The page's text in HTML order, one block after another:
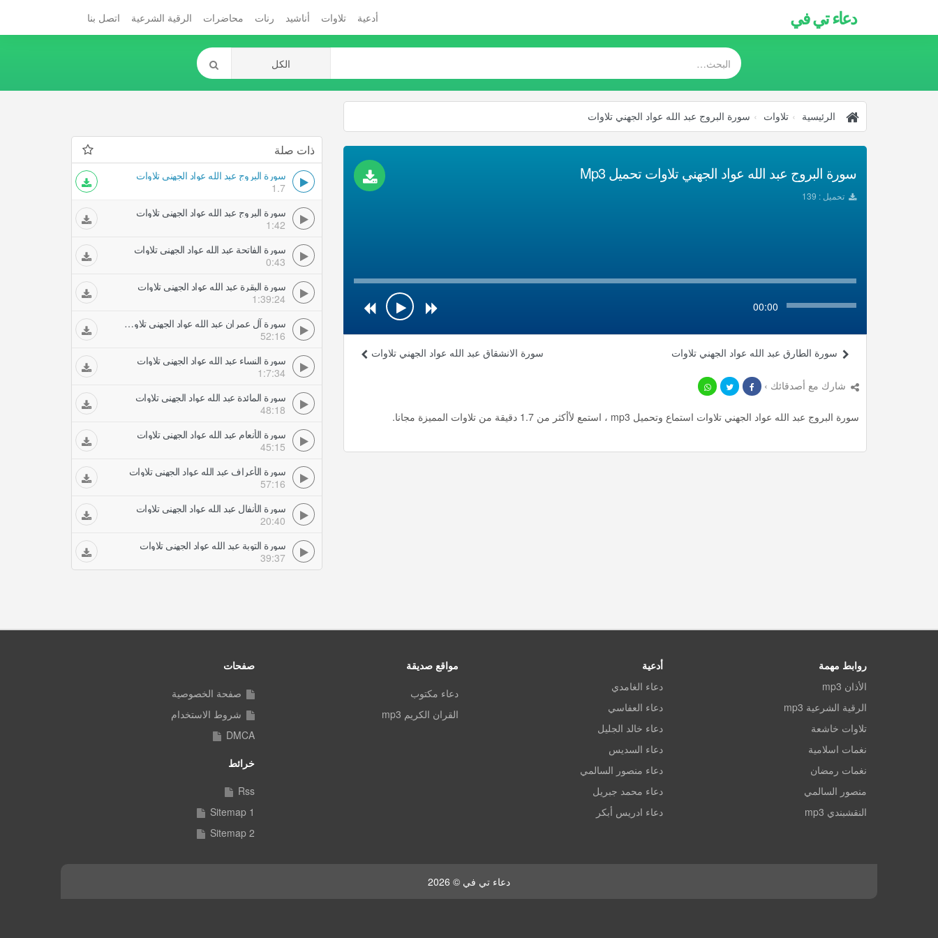
دعاء تي في أدعية تلاوات أناشيد رنات محاضرات الرقية الشرعية اتصل بنا
الرئيسية تلاوات سورة البروج عبد الله عواد الجهني تلاوات
سورة البروج عبد الله عواد الجهني تلاوات تحميل Mp3
تحميل : 139
00:00
سورة الانشقاق عبد الله عواد الجهني تلاوات سورة الطارق عبد الله عواد الجهني تلاوات
شارك مع أصدقائك ›
سورة البروج عبد الله عواد الجهني تلاوات استماع وتحميل mp3 ، استمع لأأكثر من 1.7 دقيقة من تلاوات المميزة مجانا.
ذات صلة
سورة البروج عبد الله عواد الجهني تلاوات
1.7
سورة البروج عبد الله عواد الجهني تلاوات
1:42
سورة الفاتحة عبد الله عواد الجهني تلاوات
0:43
سورة البقرة عبد الله عواد الجهني تلاوات
1:39:24
سورة آل عمران عبد الله عواد الجهني تلاوات
52:16
سورة النساء عبد الله عواد الجهني تلاوات
1:7:34
سورة المائدة عبد الله عواد الجهني تلاوات
48:18
سورة الأنعام عبد الله عواد الجهني تلاوات
45:15
سورة الأعراف عبد الله عواد الجهني تلاوات
57:16
سورة الأنفال عبد الله عواد الجهني تلاوات
20:40
سورة التوبة عبد الله عواد الجهني تلاوات
39:37
روابط مهمة
الأذان mp3
الرقية الشرعية mp3
تلاوات خاشعة
نغمات اسلامية
نغمات رمضان
منصور السالمي
النقشبندي mp3
أدعية
دعاء الغامدي
دعاء العفاسي
دعاء خالد الجليل
دعاء السديس
دعاء منصور السالمي
دعاء محمد جبريل
دعاء ادريس أبكر
مواقع صديقة
دعاء مكتوب
القران الكريم mp3
صفحات
صفحة الخصوصية
شروط الاستخدام
DMCA
خرائط
Rss
Sitemap 1
Sitemap 2
دعاء تي في © 2026